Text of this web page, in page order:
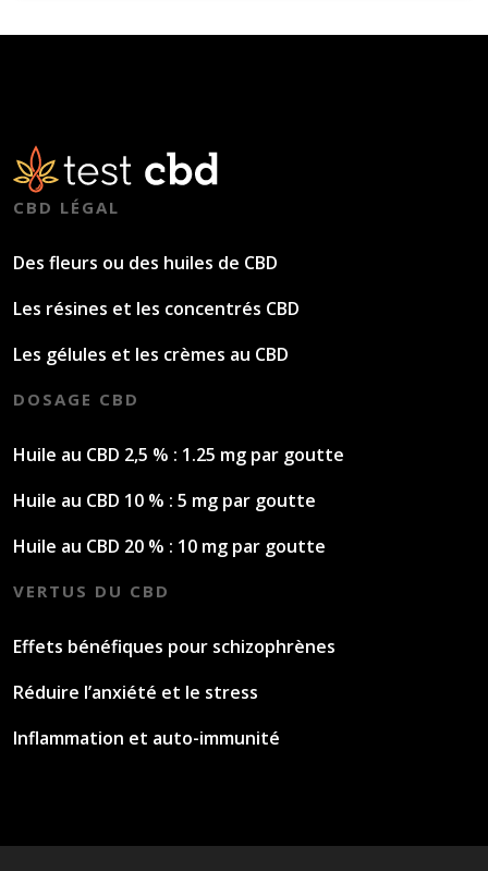
CBD LÉGAL
Des fleurs ou des huiles de CBD
Les résines et les concentrés CBD
Les gélules et les crèmes au CBD
DOSAGE CBD
Huile au CBD 2,5 % : 1.25 mg par goutte
Huile au CBD 10 % : 5 mg par goutte
Huile au CBD 20 % : 10 mg par goutte
VERTUS DU CBD
Effets bénéfiques pour schizophrènes
Réduire l’anxiété et le stress
Inflammation et auto-immunité